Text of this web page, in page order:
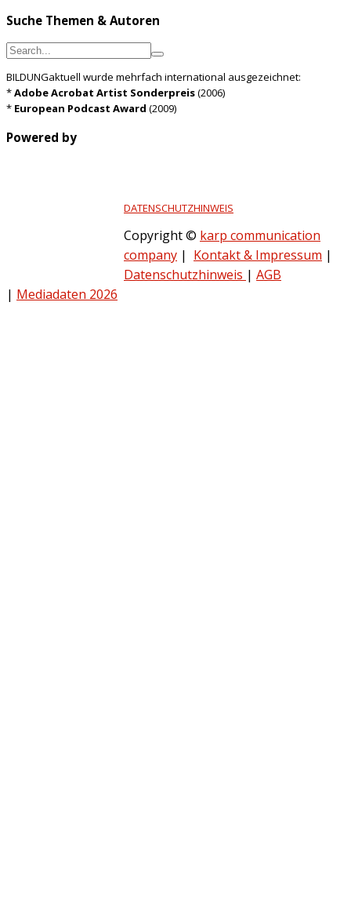
Suche Themen & Autoren
BILDUNGaktuell wurde mehrfach international ausgezeichnet:
*Adobe Acrobat Artist Sonderpreis(2006)
* European Podcast Award (2009)
Powered by
DATENSCHUTZHINWEIS
Copyright © karp communication
company | Kontakt & Impressum |
Datenschutzhinweis | AGB
| Mediadaten 2026